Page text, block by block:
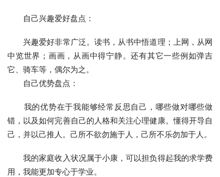
自己兴趣爱好盘点：
兴趣爱好非常广泛。读书，从书中悟道理；上网，从网
中览世界；画画，从画中得宁静。还有其它一些例如弹吉
它、骑车等，偶尔为之。
自己优势盘点：
我的优势在于我能够经常反思自己，哪些做对哪些做
错，以及如何完善自己的人格和关注心理健康。懂得开导自
己，并以己推人。己所不欲勿施于人，己所不乐勿加于人。
我的家庭收入状况属于小康，可以担负得起我的求学费
用，我能更加专心于学业。